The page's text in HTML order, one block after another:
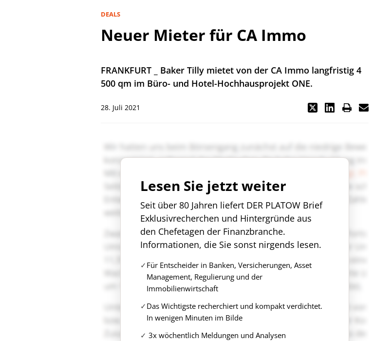
DEALS
Neuer Mieter für CA Immo
FRANKFURT _ Baker Tilly mietet von der CA Immo langfristig 4
500 qm im Büro- und Hotel-Hochhausprojekt ONE.
28. Juli 2021
Lesen Sie jetzt weiter
Seit über 80 Jahren liefert DER PLATOW Brief
Exklusivrecherchen und Hintergründe aus
den Chefetagen der Finanzbranche.
Informationen, die Sie sonst nirgends lesen.
Für Entscheider in Banken, Versicherungen, Asset
Management, Regulierung und der
Immobilienwirtschaft
Das Wichtigste recherchiert und kompakt verdichtet.
In wenigen Minuten im Bilde
3x wöchentlich Meldungen und Analysen